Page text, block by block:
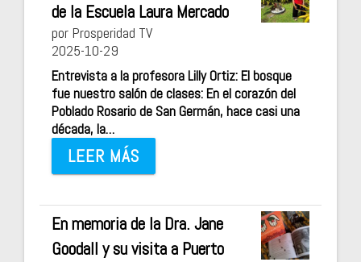
de la Escuela Laura Mercado
por Prosperidad TV
2025-10-29
Entrevista a la profesora Lilly Ortiz: El bosque
fue nuestro salón de clases: En el corazón del
Poblado Rosario de San Germán, hace casi una
década, la…
LEER MÁS
En memoria de la Dra. Jane
Goodall y su visita a Puerto